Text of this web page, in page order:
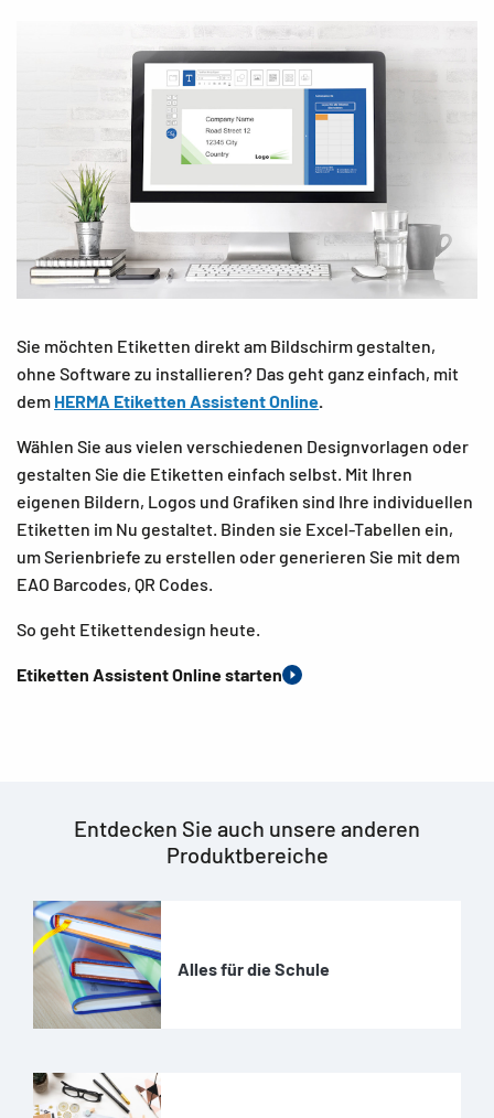
Sie möchten Etiketten direkt am Bildschirm gestalten,
ohne Software zu installieren? Das geht ganz einfach, mit
dem HERMA Etiketten Assistent Online.
Wählen Sie aus vielen verschiedenen Designvorlagen oder
gestalten Sie die Etiketten einfach selbst. Mit Ihren
eigenen Bildern, Logos und Grafiken sind Ihre individuellen
Etiketten im Nu gestaltet. Binden sie Excel-Tabellen ein,
um Serienbriefe zu erstellen oder generieren Sie mit dem
EAO Barcodes, QR Codes.
So geht Etikettendesign heute.
Etiketten Assistent Online starten
Entdecken Sie auch unsere anderen
Produktbereiche
Alles für die Schule